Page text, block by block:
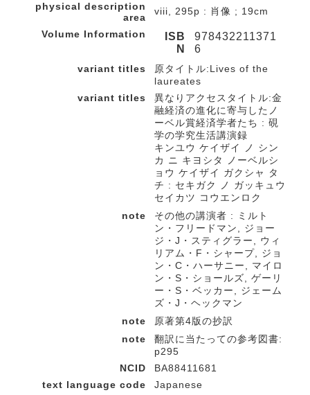
physical description
area
viii, 295p : 肖像 ; 19cm
Volume Information
ISB
N
978432211371
6
variant titles
原タイトル:Lives of the
laureates
variant titles
異なりアクセスタイトル:金
融経済の進化に寄与したノ
ーベル賞経済学者たち : 硯
学の学究生活講演録
キンユウ ケイザイ ノ シン
カ ニ キヨシタ ノーベルシ
ョウ ケイザイ ガクシャ タ
チ : セキガク ノ ガッキュウ
セイカツ コウエンロク
note
その他の講演者 : ミルト
ン・フリードマン, ジョー
ジ・J・スティグラー, ウィ
リアム・F・シャープ, ジョ
ン・C・ハーサニー, マイロ
ン・S・ショールズ, ゲーリ
ー・S・ベッカー, ジェーム
ズ・J・ヘックマン
note
原著第4版の抄訳
note
翻訳に当たっての参考図書:
p295
NCID
BA88411681
text language code
Japanese